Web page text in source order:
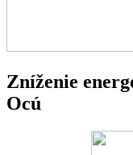
Zníženie
Ocú